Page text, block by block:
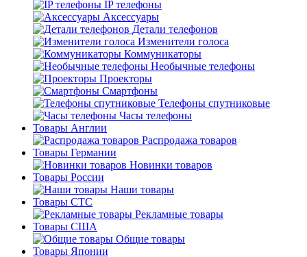
IP телефоны
Аксессуары
Детали телефонов
Изменители голоса
Коммуникаторы
Необычные телефоны
Проекторы
Смартфоны
Телефоны спутниковые
Часы телефоны
Товары Англии
Распродажа товаров
Товары Германии
Новинки товаров
Товары России
Наши товары
Товары СТС
Рекламные товары
Товары США
Общие товары
Товары Японии